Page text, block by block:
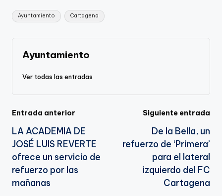
Li
n
k
b
o
o
k
a
m
p
a
Etiquetas:
Ayuntamiento Cartagena
Ayuntamiento
Ver todas las entradas
Navegación
de
entradas
Entrada anterior
LA ACADEMIA DE
JOSÉ LUIS REVERTE
ofrece un servicio de
refuerzo por las
mañanas
Siguiente entrada
De la Bella, un
refuerzo de ‘Primera’
para el lateral
izquierdo del FC
Cartagena